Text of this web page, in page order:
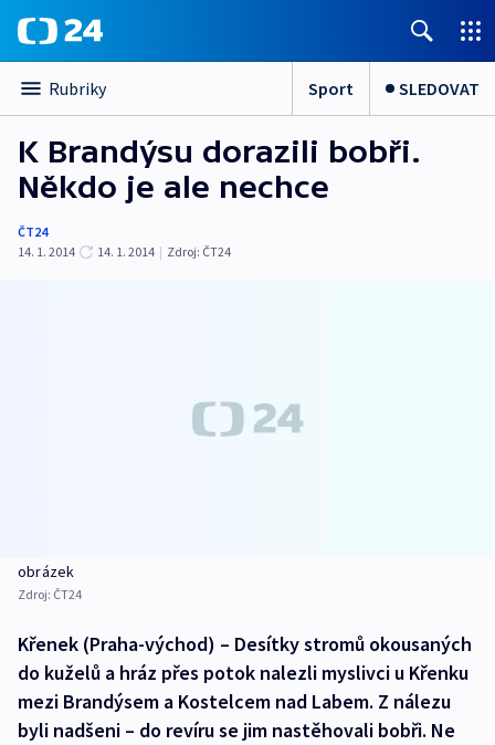
Rubriky Sport SLEDOVAT
K Brandýsu dorazili bobři.
Někdo je ale nechce
ČT24
14. 1. 2014
14. 1. 2014 | Zdroj: ČT24
obrázek
Zdroj: ČT24
Křenek (Praha-východ) – Desítky stromů okousaných
do kuželů a hráz přes potok nalezli myslivci u Křenku
mezi Brandýsem a Kostelcem nad Labem. Z nálezu
byli nadšeni – do revíru se jim nastěhovali bobři. Ne